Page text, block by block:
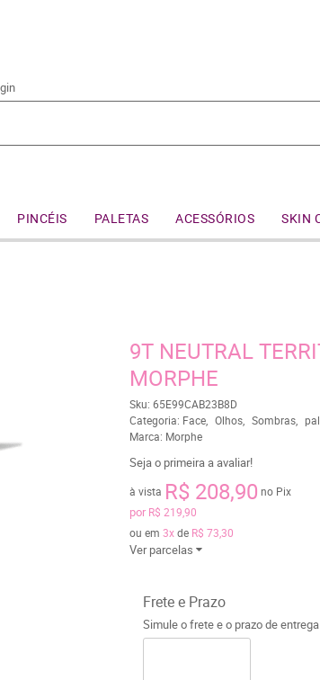
PINCÉIS PALETAS ACESSÓRIOS SKIN
9T NEUTRAL
MORPHE
Sku: 65E99CAB23B8D
Categoria: Face Olhos Sombras
Marca: Morphe
Seja o primeira a avaliar!
à vista R$ 208,90 no Pix
por R$ 219,90
ou em 3xde R$ 73,30
Ver parcelas
Frete e Prazo
Simule o frete e o prazo de